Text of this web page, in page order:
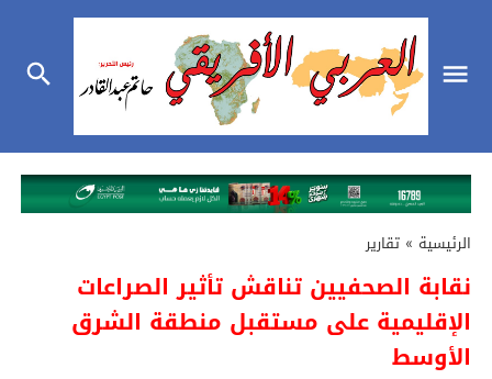
الرئيسية » تقارير
نقابة الصحفيين تناقش تأثير الصراعات
الإقليمية على مستقبل منطقة الشرق
الأوسط